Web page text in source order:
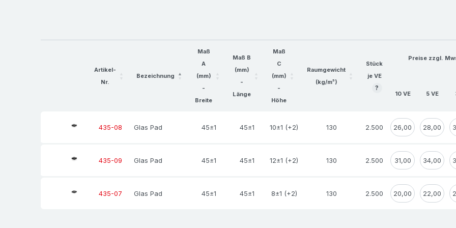
Sie kennen Pads
Distanzpolster,
Alle technischen
Änderungen im
Wichtiger Hinweis zu
Kontrollen. Alle
von uns nach
Für die Richtigkeit
ausdrücklich
Artikel-
Nr.
Bezeichnung
Maß
A
(mm)
-
Breite
Maß B
(mm)
-
Länge
Maß
C
(mm)
-
Höhe
Raumgewicht
(kg/m³)
Stück
je VE
?
Preise zzgl.
10 VE 5 VE
435-08 Glas Pad 45±1 45±1 10±1 (+2) 130 2.500 26,00 28,00
435-09 Glas Pad 45±1 45±1 12±1 (+2) 130 2.500 31,00 34,00
435-07 Glas Pad 45±1 45±1 8±1 (+2) 130 2.500 20,00 22,00